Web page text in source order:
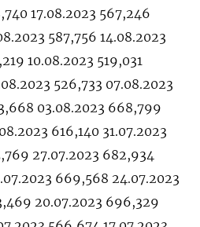
17.08.2023 567,246
587,756 14.08.2023
10.08.2023 519,031
526,733 07.08.2023
03.08.2023 668,799
616,140 31.07.2023
27.07.2023 682,934
669,568 24.07.2023
20.07.2023 696,329